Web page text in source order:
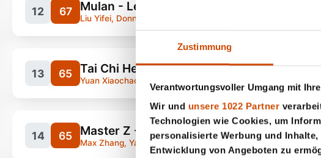
Zustimmung
Verantwortungsvoller Umgang mit
Wir und unsere 1022 Partner
Technologien wie Cookies, um
personalisierte Werbung und
Entwicklung von Angeboten zu
Filme, Eastern
Filme, Eastern 98 Minuten
113 Minuten
12 67 Mulan - Legende einer Kriegerin
Liu Yifei, Donnie Yen
13 65 Tai Chi Hero
Yuan Xiaochao
14 65 Master Z - Ip Man Legacy
Max Zhang, Yan Liu